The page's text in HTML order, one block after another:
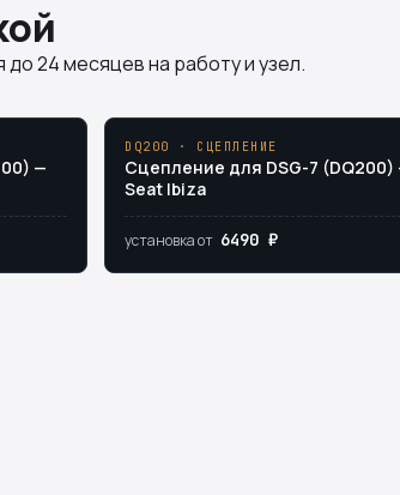
24 месяцев на работу и узел.
—
DQ200 · СЦЕПЛЕНИЕ
Сцепление для DSG-7 (DQ200)
Seat Ibiza
установка от 6490 ₽